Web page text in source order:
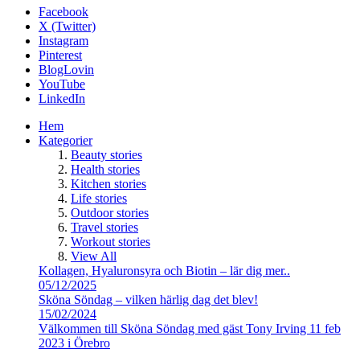
Facebook
X (Twitter)
Instagram
Pinterest
BlogLovin
YouTube
LinkedIn
Hem
Kategorier
Beauty stories
Health stories
Kitchen stories
Life stories
Outdoor stories
Travel stories
Workout stories
View All
Kollagen, Hyaluronsyra och Biotin – lär dig mer..
05/12/2025
Sköna Söndag – vilken härlig dag det blev!
15/02/2024
Välkommen till Sköna Söndag med gäst Tony Irving 11 feb
2023 i Örebro